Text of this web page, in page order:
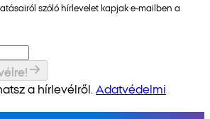
szóló hírlevelet kapjak e-mailben a
a hírlevélről. Adatvédelmi